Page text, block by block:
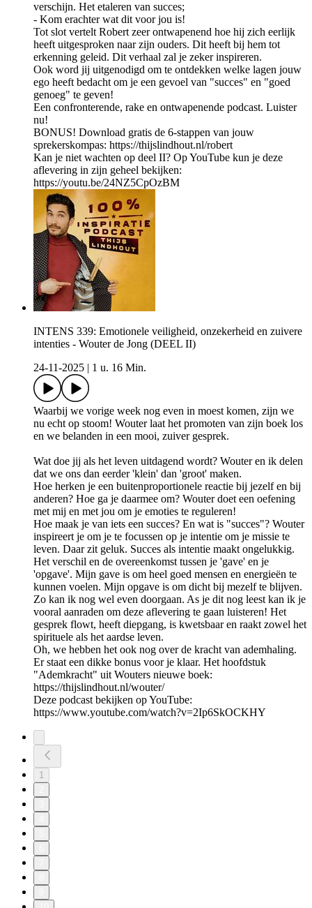
verschijn. Het etaleren van succes;
- Kom erachter wat dit voor jou is!
Tot slot vertelt Robert zeer ontwapenend hoe hij zich eerlijk
heeft uitgesproken naar zijn ouders. Dit heeft bij hem tot
erkenning geleid. Dit verhaal zal je zeker inspireren.
Ook word jij uitgenodigd om te ontdekken welke lagen jouw
ego heeft bedacht om je een gevoel van "succes" en "goed
genoeg" te geven!
Een confronterende, rake en ontwapenende podcast. Luister
nu!
BONUS! Download gratis de 6-stappen van jouw
sprekerskompas: https://thijslindhout.nl/robert
Kan je niet wachten op deel II? Op YouTube kun je deze
aflevering in zijn geheel bekijken:
https://youtu.be/24NZ5CpOzBM
INTENS 339: Emotionele veiligheid, onzekerheid en zuivere
intenties - Wouter de Jong (DEEL II)
24-11-2025
1 u. 16 Min.
Waarbij we vorige week nog even in moest komen, zijn we
nu echt op stoom! Wouter laat het promoten van zijn boek los
en we belanden in een mooi, zuiver gesprek.
Wat doe jij als het leven uitdagend wordt? Wouter en ik delen
dat we ons dan eerder 'klein' dan 'groot' maken.
Hoe herken je een buitenproportionele reactie bij jezelf en bij
anderen? Hoe ga je daarmee om? Wouter doet een oefening
met mij en met jou om je emoties te reguleren!
Hoe maak je van iets een succes? En wat is "succes"? Wouter
inspireert je om je te focussen op je intentie om je missie te
leven. Daar zit geluk. Succes als intentie maakt ongelukkig.
Het verschil en de overeenkomst tussen je 'gave' en je
'opgave'. Mijn gave is om heel goed mensen en energieën te
kunnen voelen. Mijn opgave is om dicht bij mezelf te blijven.
Zo kan ik nog wel even doorgaan. As je dit nog leest kan ik je
vooral aanraden om deze aflevering te gaan luisteren! Het
gesprek flowt, heeft diepgang, is kwetsbaar en raakt zowel het
spirituele als het aardse leven.
Oh, we hebben het ook nog over de kracht van ademhaling.
Er staat een dikke bonus voor je klaar. Het hoofdstuk
"Ademkracht" uit Wouters nieuwe boek:
https://thijslindhout.nl/wouter/
Deze podcast bekijken op YouTube:
https://www.youtube.com/watch?v=2Ip6SkOCKHY
1